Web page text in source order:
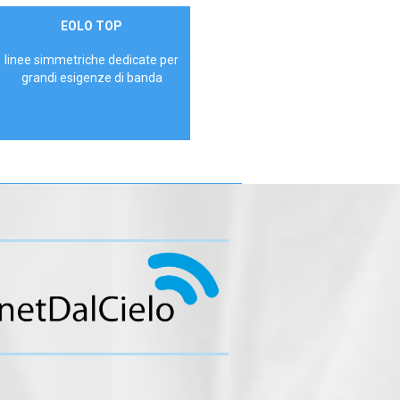
ContattaciEOLO TOP
linee simmetriche dedicate per
grandi esigenze di banda